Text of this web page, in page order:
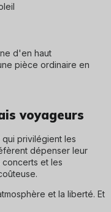
d'en haut
pièce ordinaire en
voyageurs
privilégient les
dépenser leur
concerts et les
et la liberté. Et